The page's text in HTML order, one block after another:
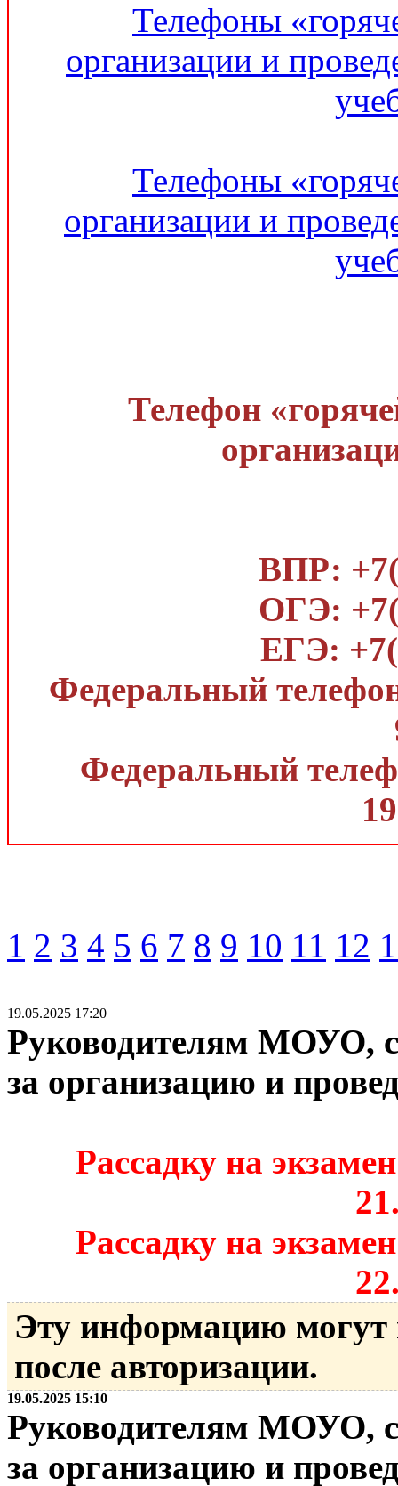
Телефоны
организации и
Телефоны
организации и
Телефон
ВПР:
ОГЭ:
ЕГЭ:
Федеральный
Федеральный
1 2 3 4 5 6 7 8 9 10 11 12
19.05.2025 17:20
Руководителям МОУО,
за организацию и
Рассадку на
Рассадку на
Эту информацию могут
после авторизации.
19.05.2025 15:10
Руководителям МОУО,
за организацию и